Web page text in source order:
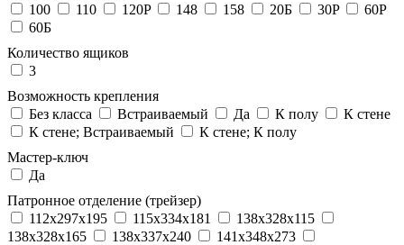
100
110 120P 148 158 20Б 30P
60P
60Б
Количество ящиков
3
Возможность крепления
Без класса
Встраиваемый Да К полу
К стене
К стене; Встраиваемый
К стене; К полу
Мастер-ключ
Да
Патронное отделение (трейзер)
112x297x195
115x334x181
138x328x115
138x328x165
138x337x240
141x348x273